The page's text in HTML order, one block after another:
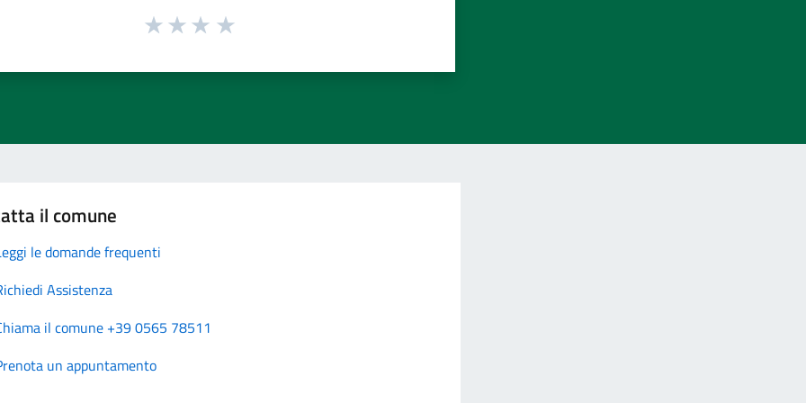
il comune
le domande frequenti
Assistenza
il comune +39 0565 78511
un appuntamento